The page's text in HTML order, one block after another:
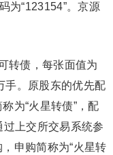
为“123154”。京源
转债，每张面值为
手。原股东的优先配
为“火星转债”，配
过上交所交易系统参
申购简称为“火星转